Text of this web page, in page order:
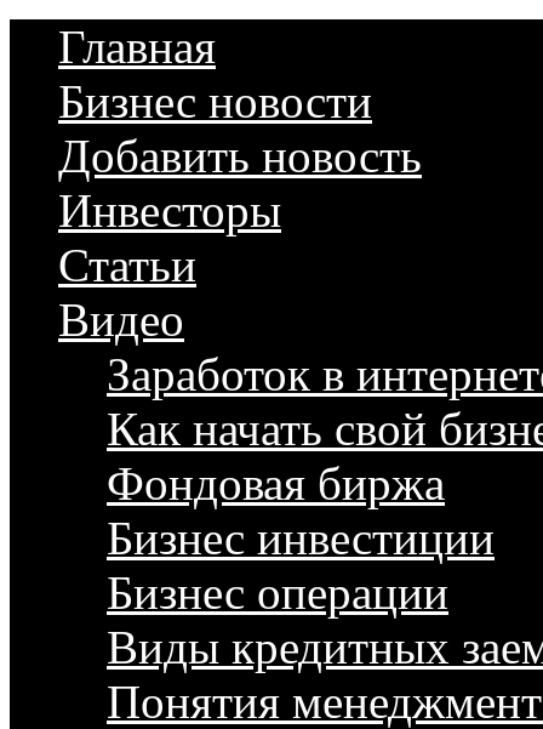
Главная
Бизнес новости
Добавить новость
Инвесторы
Статьи
Видео
Заработок в
Как начать свой
Фондовая биржа
Бизнес инвестиции
Бизнес операции
Виды кредитных
Понятия